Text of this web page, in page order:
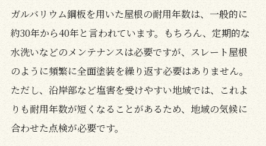
ガルバリウム鋼板を用いた屋根の耐用年数は、一般的に
約30年から40年と言われています。もちろん、定期的な
水洗いなどのメンテナンスは必要ですが、スレート屋根
のように頻繁に全面塗装を繰り返す必要はありません。
ただし、沿岸部など塩害を受けやすい地域では、これよ
りも耐用年数が短くなることがあるため、地域の気候に
合わせた点検が必要です。